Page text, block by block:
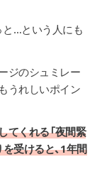
…という人にも
ジのシュミレー
うれしいポイン
てくれる「夜間緊
受けると、1年間